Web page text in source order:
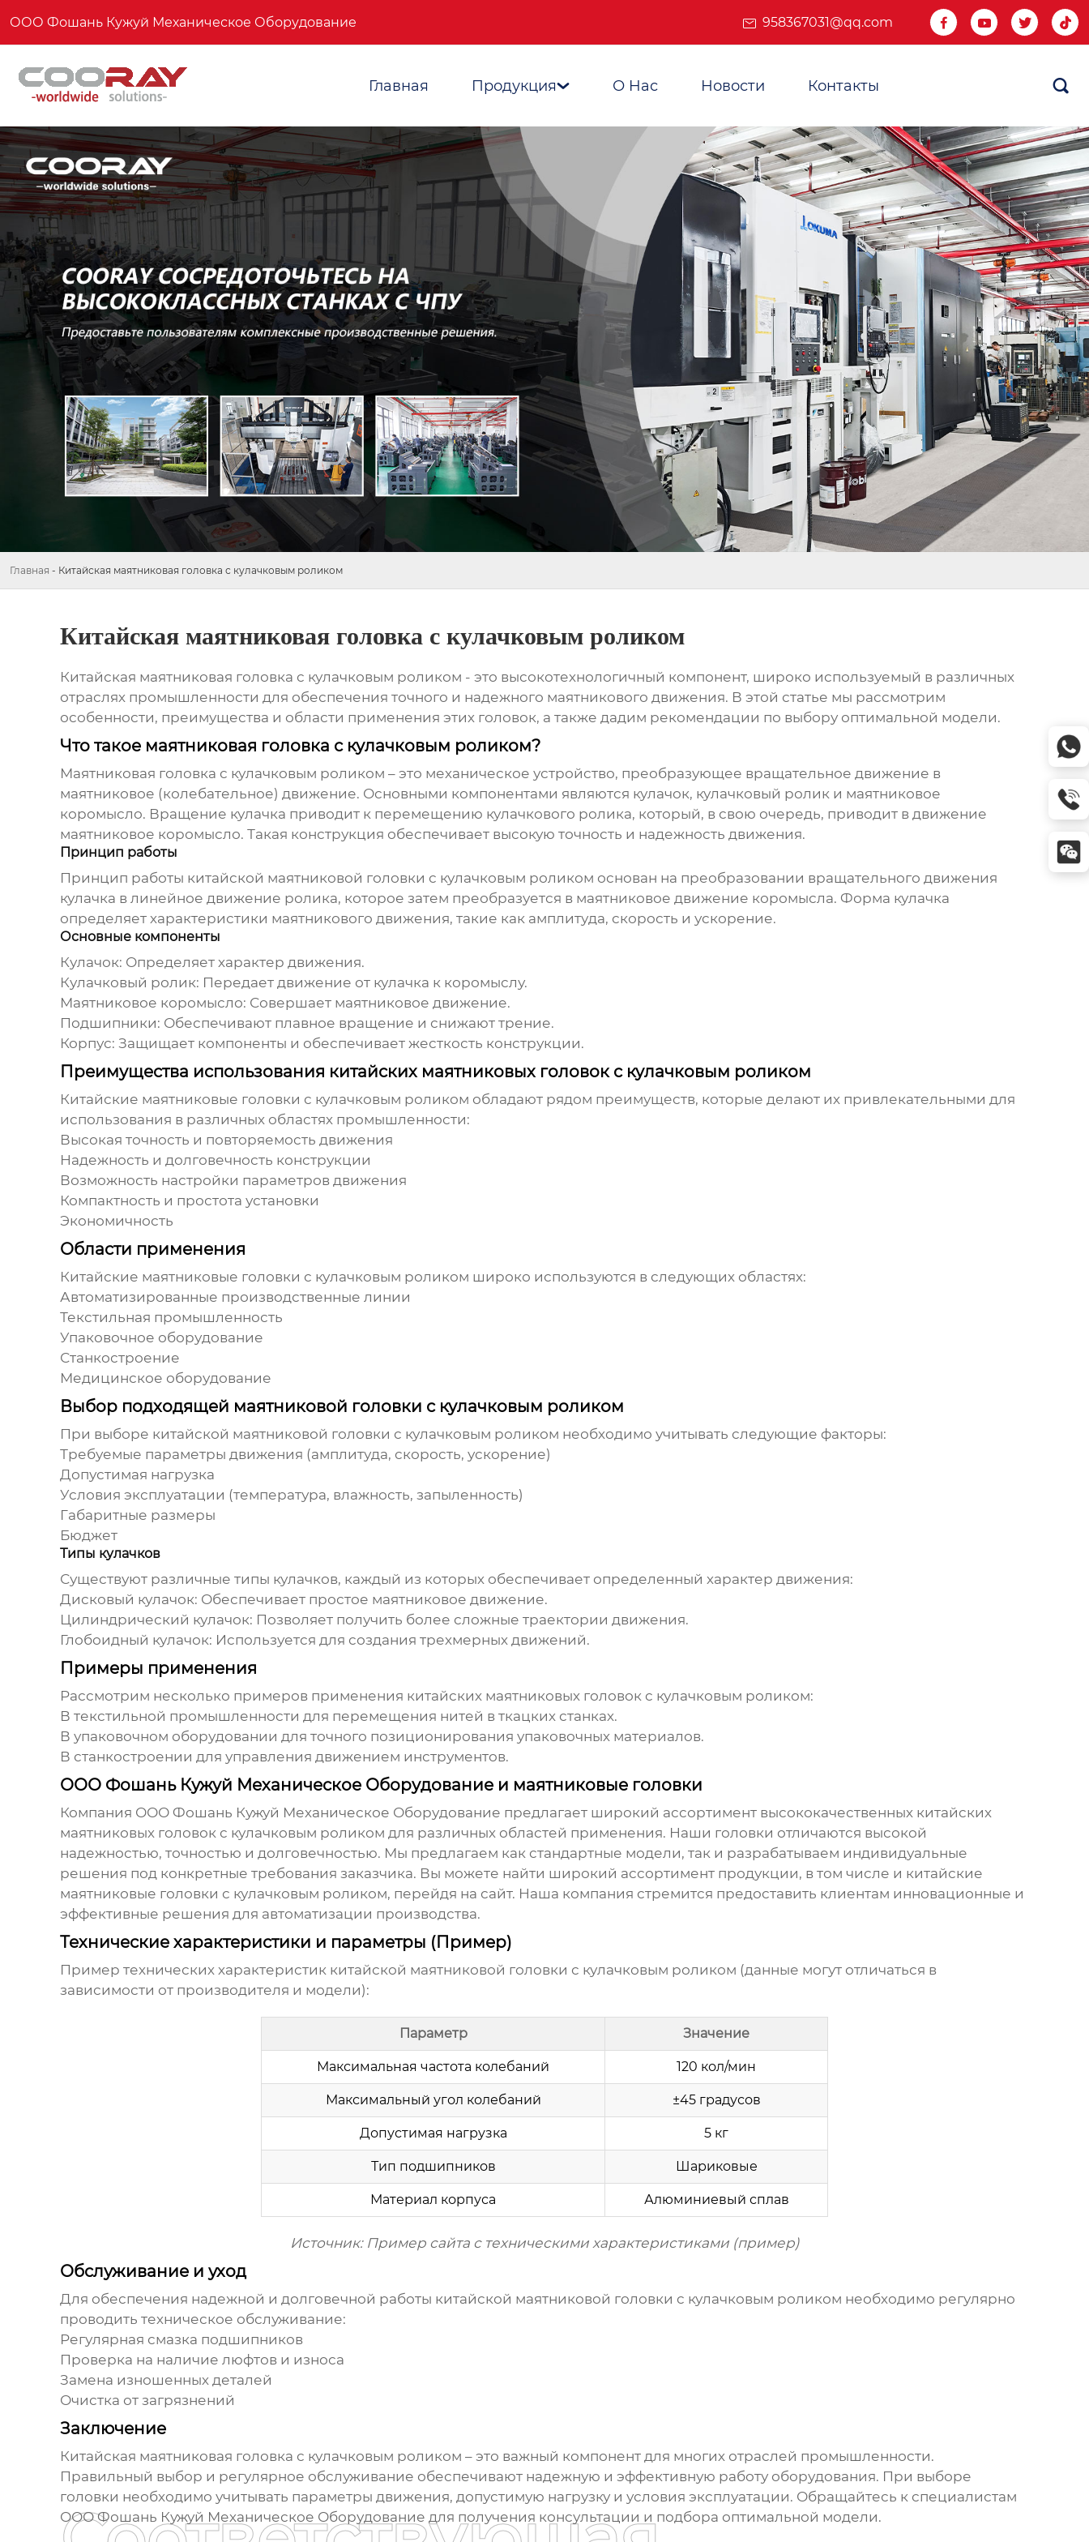
ООО Фошань Кужуй Механическое Оборудование 958367031@qq.com    
Главная Продукция О Hас Новости Контакты 
Главная - Китайская маятниковая головка с кулачковым роликом
Китайская маятниковая головка с кулачковым роликом
Китайская маятниковая головка с кулачковым роликом - это высокотехнологичный компонент, широко используемый в различных
отраслях промышленности для обеспечения точного и надежного маятникового движения. В этой статье мы рассмотрим
особенности, преимущества и области применения этих головок, а также дадим рекомендации по выбору оптимальной модели.
Что такое маятниковая головка с кулачковым роликом?
Маятниковая головка с кулачковым роликом – это механическое устройство, преобразующее вращательное движение в
маятниковое (колебательное) движение. Основными компонентами являются кулачок, кулачковый ролик и маятниковое
коромысло. Вращение кулачка приводит к перемещению кулачкового ролика, который, в свою очередь, приводит в движение
маятниковое коромысло. Такая конструкция обеспечивает высокую точность и надежность движения.
Принцип работы
Принцип работы китайской маятниковой головки с кулачковым роликом основан на преобразовании вращательного движения
кулачка в линейное движение ролика, которое затем преобразуется в маятниковое движение коромысла. Форма кулачка
определяет характеристики маятникового движения, такие как амплитуда, скорость и ускорение.
Основные компоненты
Кулачок: Определяет характер движения.
Кулачковый ролик: Передает движение от кулачка к коромыслу.
Маятниковое коромысло: Совершает маятниковое движение.
Подшипники: Обеспечивают плавное вращение и снижают трение.
Корпус: Защищает компоненты и обеспечивает жесткость конструкции.
Преимущества использования китайских маятниковых головок с кулачковым роликом
Китайские маятниковые головки с кулачковым роликом обладают рядом преимуществ, которые делают их привлекательными для
использования в различных областях промышленности:
Высокая точность и повторяемость движения
Надежность и долговечность конструкции
Возможность настройки параметров движения
Компактность и простота установки
Экономичность
Области применения
Китайские маятниковые головки с кулачковым роликом широко используются в следующих областях:
Автоматизированные производственные линии
Текстильная промышленность
Упаковочное оборудование
Станкостроение
Медицинское оборудование
Выбор подходящей маятниковой головки с кулачковым роликом
При выборе китайской маятниковой головки с кулачковым роликом необходимо учитывать следующие факторы:
Требуемые параметры движения (амплитуда, скорость, ускорение)
Допустимая нагрузка
Условия эксплуатации (температура, влажность, запыленность)
Габаритные размеры
Бюджет
Типы кулачков
Существуют различные типы кулачков, каждый из которых обеспечивает определенный характер движения:
Дисковый кулачок: Обеспечивает простое маятниковое движение.
Цилиндрический кулачок: Позволяет получить более сложные траектории движения.
Глобоидный кулачок: Используется для создания трехмерных движений.
Примеры применения
Рассмотрим несколько примеров применения китайских маятниковых головок с кулачковым роликом:
В текстильной промышленности для перемещения нитей в ткацких станках.
В упаковочном оборудовании для точного позиционирования упаковочных материалов.
В станкостроении для управления движением инструментов.
ООО Фошань Кужуй Механическое Оборудование и маятниковые головки
Компания ООО Фошань Кужуй Механическое Оборудование предлагает широкий ассортимент высококачественных китайских
маятниковых головок с кулачковым роликом для различных областей применения. Наши головки отличаются высокой
надежностью, точностью и долговечностью. Мы предлагаем как стандартные модели, так и разрабатываем индивидуальные
решения под конкретные требования заказчика. Вы можете найти широкий ассортимент продукции, в том числе и китайские
маятниковые головки с кулачковым роликом, перейдя на сайт. Наша компания стремится предоставить клиентам инновационные и
эффективные решения для автоматизации производства.
Технические характеристики и параметры (Пример)
Пример технических характеристик китайской маятниковой головки с кулачковым роликом (данные могут отличаться в
зависимости от производителя и модели):
Параметр Значение
Максимальная частота колебаний 120 кол/мин
Максимальный угол колебаний ±45 градусов
Допустимая нагрузка 5 кг
Тип подшипников Шариковые
Материал корпуса Алюминиевый сплав
Источник: Пример сайта с техническими характеристиками (пример)
Обслуживание и уход
Для обеспечения надежной и долговечной работы китайской маятниковой головки с кулачковым роликом необходимо регулярно
проводить техническое обслуживание:
Регулярная смазка подшипников
Проверка на наличие люфтов и износа
Замена изношенных деталей
Очистка от загрязнений
Заключение
Китайская маятниковая головка с кулачковым роликом – это важный компонент для многих отраслей промышленности.
Правильный выбор и регулярное обслуживание обеспечивают надежную и эффективную работу оборудования. При выборе
головки необходимо учитывать параметры движения, допустимую нагрузку и условия эксплуатации. Обращайтесь к специалистам
ООО Фошань Кужуй Механическое Оборудование для получения консультации и подбора оптимальной модели.